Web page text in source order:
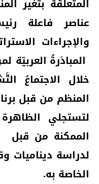
المتعلقة بتغير
عناصر فاعلة
والإجراءات
المبادَرةُ العربيّة
خلال الاجتماعُ
المنظم من قبل
لتستجلي
الممكنة من قبل
لدراسة ديناميات
الخاصة به.